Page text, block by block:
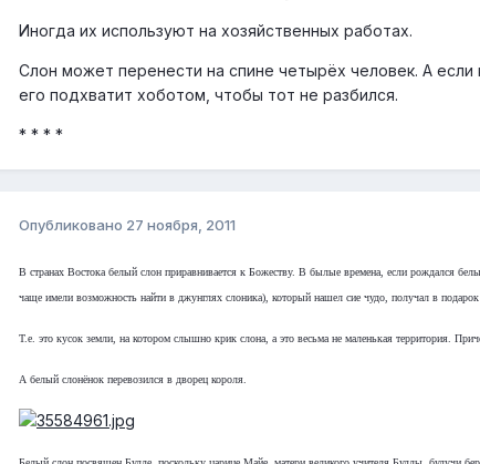
Иногда их используют на хозяйственных работах.
Слон может перенести на спине четырёх человек. А
его подхватит хоботом, чтобы тот не разбился.
* * * *
Опубликовано 27 ноября, 2011
В странах Востока белый слон приравнивается к Божеству. В былые времена, если рождался
чаще имели возможность найти в джунглях слоника), который нашел сие чудо, получал в
Т.е. это кусок земли, на котором слышно крик слона, а это весьма не маленькая территория.
А белый слонёнок перевозился в дворец короля.